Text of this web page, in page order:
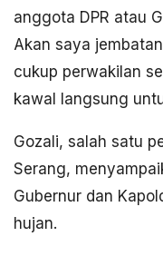
anggota DPR atau
Akan saya
cukup perwakilan
kawal langsung
Gozali, salah satu
Serang,
Gubernur dan
hujan.